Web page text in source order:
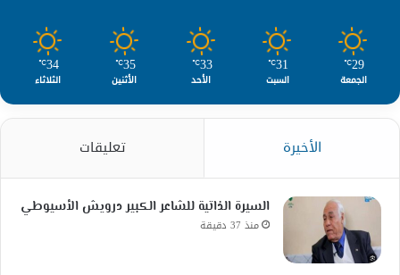
29
℃
الجمعة
31
℃
السبت
33
℃
الأحد
35
℃
الأثنين
34
℃
الثلاثاء
الأخيرة تعليقات
السيرة الذاتية للشاعر الكبير درويش الأسيوطي
منذ 37 دقيقة